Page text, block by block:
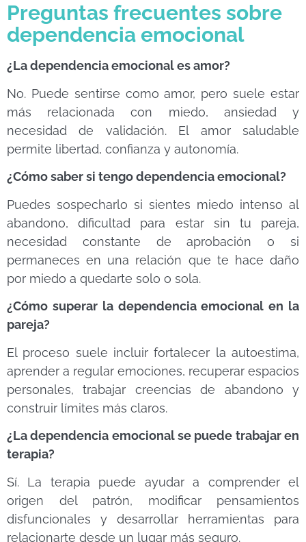
Preguntas frecuentes sobre
dependencia emocional
¿La dependencia emocional es amor?
No. Puede sentirse como amor, pero suele estar
más relacionada con miedo, ansiedad y
necesidad de validación. El amor saludable
permite libertad, confianza y autonomía.
¿Cómo saber si tengo dependencia emocional?
Puedes sospecharlo si sientes miedo intenso al
abandono, dificultad para estar sin tu pareja,
necesidad constante de aprobación o si
permaneces en una relación que te hace daño
por miedo a quedarte solo o sola.
¿Cómo superar la dependencia emocional en la
pareja?
El proceso suele incluir fortalecer la autoestima,
aprender a regular emociones, recuperar espacios
personales, trabajar creencias de abandono y
construir límites más claros.
¿La dependencia emocional se puede trabajar en
terapia?
Sí. La terapia puede ayudar a comprender el
origen del patrón, modificar pensamientos
disfuncionales y desarrollar herramientas para
relacionarte desde un lugar más seguro.